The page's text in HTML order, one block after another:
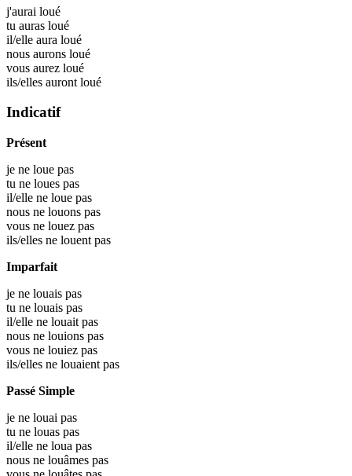
j'aurai loué
tu auras loué
il/elle aura loué
nous aurons loué
vous aurez loué
ils/elles auront loué
Indicatif
Présent
je ne loue pas
tu ne loues pas
il/elle ne loue pas
nous ne louons pas
vous ne louez pas
ils/elles ne louent pas
Imparfait
je ne louais pas
tu ne louais pas
il/elle ne louait pas
nous ne louions pas
vous ne louiez pas
ils/elles ne louaient pas
Passé Simple
je ne louai pas
tu ne louas pas
il/elle ne loua pas
nous ne louâmes pas